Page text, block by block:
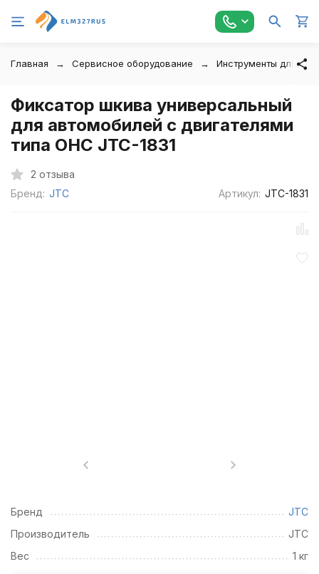
Главная Сервисное оборудование Инструменты для
Фиксатор шкива универсальный
для автомобилей с двигателями
типа ОНС JTC-1831
2 отзыва
Бренд: JTC Артикул: JTC-1831
Бренд
JTC
Производитель
JTC
Вес
1 кг